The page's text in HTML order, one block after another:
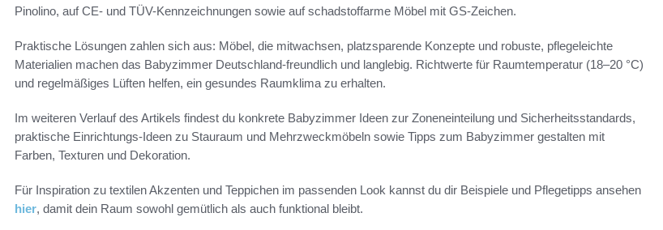
Pinolino, auf CE- und TÜV-Kennzeichnungen sowie auf schadstoffarme Möbel mit GS-Zeichen.
Praktische Lösungen zahlen sich aus: Möbel, die mitwachsen, platzsparende Konzepte und robuste, pflegeleichte
Materialien machen das Babyzimmer Deutschland-freundlich und langlebig. Richtwerte für Raumtemperatur (18–20 °C)
und regelmäßiges Lüften helfen, ein gesundes Raumklima zu erhalten.
Im weiteren Verlauf des Artikels findest du konkrete Babyzimmer Ideen zur Zoneneinteilung und Sicherheitsstandards,
praktische Einrichtungs-Ideen zu Stauraum und Mehrzweckmöbeln sowie Tipps zum Babyzimmer gestalten mit
Farben, Texturen und Dekoration.
Für Inspiration zu textilen Akzenten und Teppichen im passenden Look kannst du dir Beispiele und Pflegetipps ansehen
hier, damit dein Raum sowohl gemütlich als auch funktional bleibt.